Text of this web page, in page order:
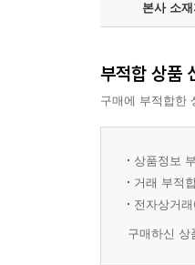
해설집 (책 속
47점 이상을
오답의 이유까
표기했습니다
본사 소재
부적합 상품
구매에 부적합한
상품정보
거래 부적
전자상거
구매하신 상